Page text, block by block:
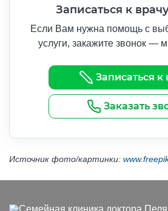
Записаться к
Если Вам нужна помощь с
услуги, закажите звонок —
Записаться к
Заказать
Источник фото/картинки: